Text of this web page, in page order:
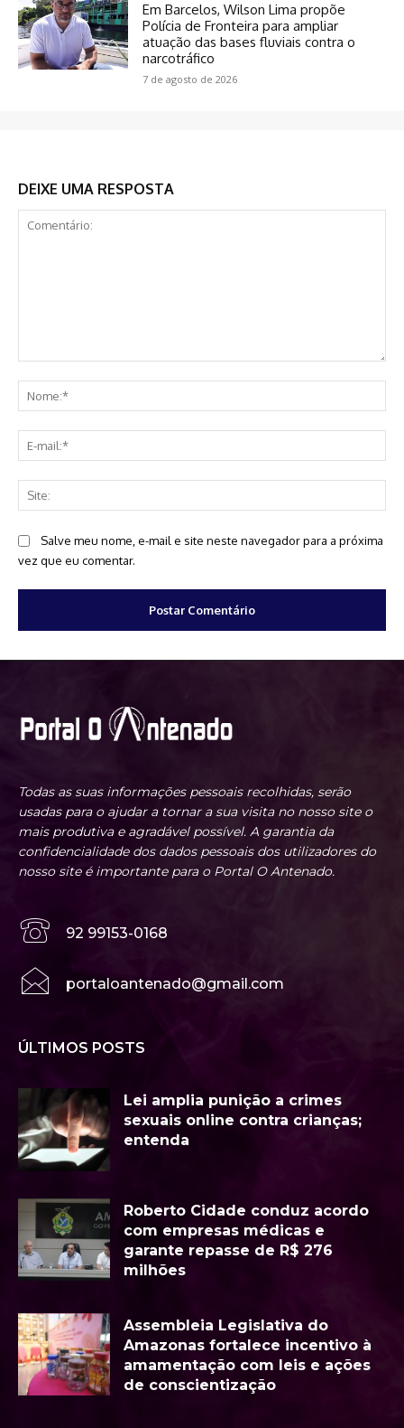
Em Barcelos, Wilson Lima propõe
Polícia de Fronteira para ampliar
atuação das bases fluviais contra o
narcotráfico
7 de agosto de 2026
DEIXE UMA RESPOSTA
Salve meu nome, e-mail e site neste navegador para a próxima
vez que eu comentar.
Todas as suas informações pessoais recolhidas, serão
usadas para o ajudar a tornar a sua visita no nosso site o
mais produtiva e agradável possível. A garantia da
confidencialidade dos dados pessoais dos utilizadores do
nosso site é importante para o Portal O Antenado.
92 99153-0168
portaloantenado@gmail.com
ÚLTIMOS POSTS
Lei amplia punição a crimes
sexuais online contra crianças;
entenda
Roberto Cidade conduz acordo
com empresas médicas e
garante repasse de R$ 276
milhões
Assembleia Legislativa do
Amazonas fortalece incentivo à
amamentação com leis e ações
de conscientização